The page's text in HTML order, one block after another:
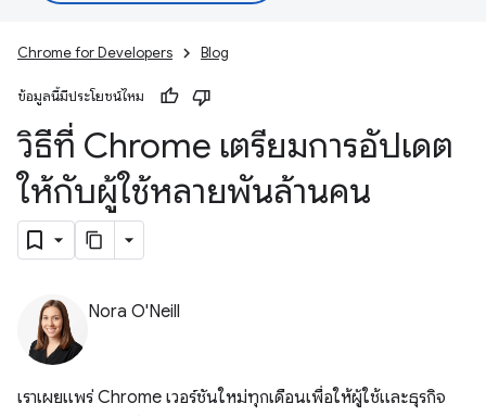
Chrome for Developers Blog
ข้อมูลนี้มีประโยชน์ไหม
วิธีที่ Chrome เตรียมการอัปเดต
ให้กับผู้ใช้หลายพันล้านคน
Nora O'Neill
เราเผยแพร่ Chrome เวอร์ชันใหม่ทุกเดือนเพื่อให้ผู้ใช้และธุรกิจ